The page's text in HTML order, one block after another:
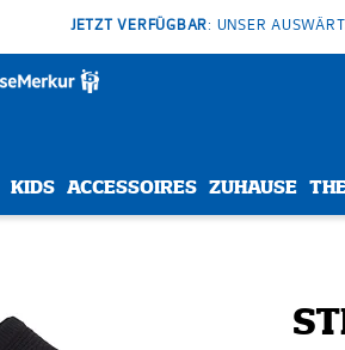
JETZT VERFÜGBAR: UNSER
KIDS ACCESSOIRES ZUHAUSE